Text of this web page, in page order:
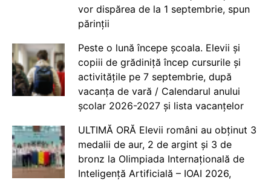
vor dispărea de la 1 septembrie, spun
părinții
Peste o lună începe școala. Elevii și
copiii de grădiniță încep cursurile și
activitățile pe 7 septembrie, după
vacanța de vară / Calendarul anului
școlar 2026-2027 și lista vacanțelor
ULTIMĂ ORĂ Elevii români au obținut 3
medalii de aur, 2 de argint și 3 de
bronz la Olimpiada Internațională de
Inteligență Artificială – IOAI 2026,